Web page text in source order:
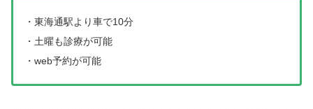
・東海通駅より車で10分
・土曜も診療が可能
・web予約が可能